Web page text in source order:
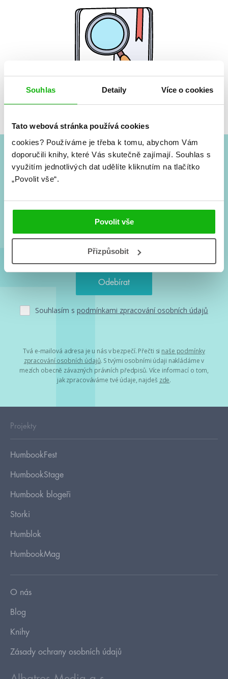
Souhlas Detaily Více o cookies
Tato webová stránka používá cookies
cookies? Používáme je třeba k tomu, abychom Vám
doporučili knihy, které Vás skutečně zajímají. Souhlas s
využitím jednotlivých dat udělíte kliknutím na tlačítko
„Povolit vše“.
Povolit vše
Přizpůsobit
Žádné knihy nenalezeny.
#HumbookNews
Nové knihy, co se chystá, kvízy, soutěže, autoři, filmové
a seriálové adaptace a další.
Souhlasím s podmínkami zpracování osobních údajů
Tvá e-mailová adresa je u nás v bezpečí. Přečti si naše podmínky
zpracování osobních údajů. S tvými osobními údaji nakládáme v
mezích obecně závazných právních předpisů. Více informací o tom,
jak zpracováváme tvé údaje, najdeš zde.
Projekty
HumbookFest
HumbookStage
Humbook blogeři
Storki
Humblok
HumbookMag
O nás
Blog
Knihy
Zásady ochrany osobních údajů